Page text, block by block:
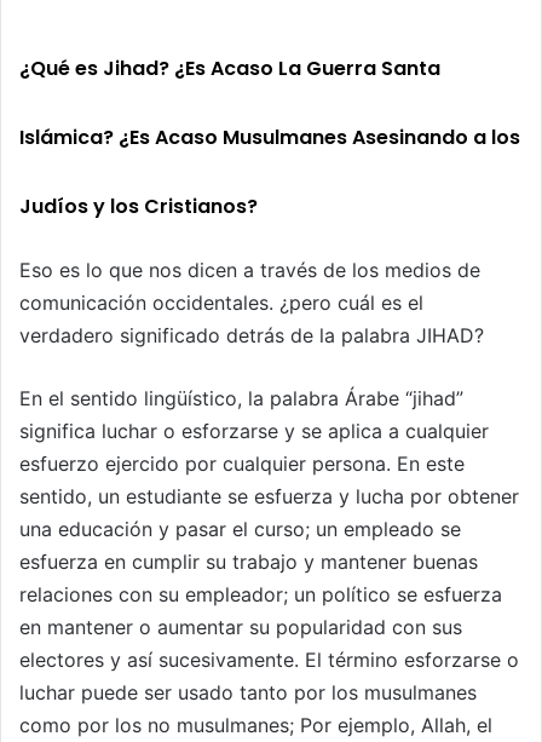
¿Qué es Jihad? ¿Es Acaso La Guerra Santa
Islámica? ¿Es Acaso Musulmanes Asesinando a los
Judíos y los Cristianos?
Eso es lo que nos dicen a través de los medios de
comunicación occidentales. ¿pero cuál es el
verdadero significado detrás de la palabra JIHAD?
En el sentido lingüístico, la palabra Árabe “jihad”
significa luchar o esforzarse y se aplica a cualquier
esfuerzo ejercido por cualquier persona. En este
sentido, un estudiante se esfuerza y lucha por obtener
una educación y pasar el curso; un empleado se
esfuerza en cumplir su trabajo y mantener buenas
relaciones con su empleador; un político se esfuerza
en mantener o aumentar su popularidad con sus
electores y así sucesivamente. El término esforzarse o
luchar puede ser usado tanto por los musulmanes
como por los no musulmanes; Por ejemplo, Allah, el